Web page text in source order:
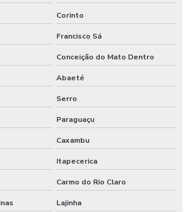
elétricos corporativos
elétricos industriais
terceirizada
terceirizada
e terceirização
Corinto
Francisco Sá
Conceição do Mato Dentro
Abaeté
Serro
Paraguaçu
Caxambu
Itapecerica
Carmo do Rio Claro
Lajinha